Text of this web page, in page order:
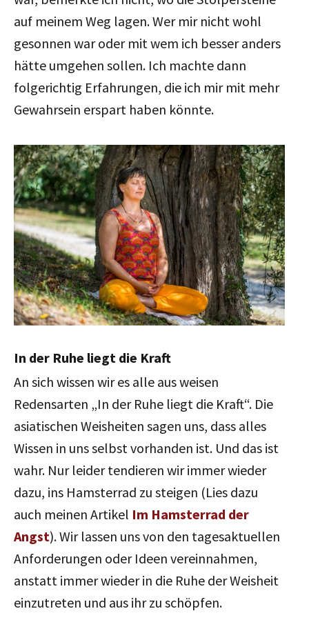
auf meinem Weg lagen. Wer mir nicht wohl
gesonnen war oder mit wem ich besser anders
hätte umgehen sollen. Ich machte dann
folgerichtig Erfahrungen, die ich mir mit mehr
Gewahrsein erspart haben könnte.
In der Ruhe liegt die Kraft
An sich wissen wir es alle aus weisen
Redensarten „In der Ruhe liegt die Kraft“. Die
asiatischen Weisheiten sagen uns, dass alles
Wissen in uns selbst vorhanden ist. Und das ist
wahr. Nur leider tendieren wir immer wieder
dazu, ins Hamsterrad zu steigen (Lies dazu
auch meinen Artikel Im Hamsterrad der
Angst). Wir lassen uns von den tagesaktuellen
Anforderungen oder Ideen vereinnahmen,
anstatt immer wieder in die Ruhe der Weisheit
einzutreten und aus ihr zu schöpfen.